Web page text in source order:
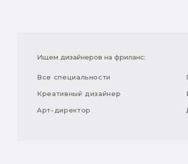
Ищем дизайнеров на фриланс:
Все специальности
Креативный дизайнер
Арт-директор